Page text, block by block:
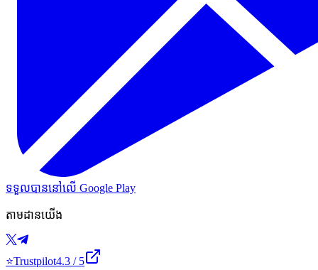
ទទួលបាននៅលើ Google Play
តាមដានយើង
⭐Trustpilot4.3 / 5